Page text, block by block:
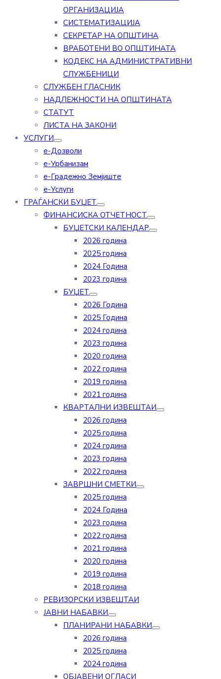
ОРГАНИЗАЦИЈА
СИСТЕМАТИЗАЦИЈА
СЕКРЕТАР НА ОПШТИНА
ВРАБОТЕНИ ВО ОПШТИНАТА
КОДЕКС НА АДМИНИСТРАТИВНИ
СЛУЖБЕНИЦИ
СЛУЖБЕН ГЛАСНИК
НАДЛЕЖНОСТИ НА ОПШТИНАТА
СТАТУТ
ЛИСТА НА ЗАКОНИ
УСЛУГИ
е-Дозволи
е-Урбанизам
е-Градежно Земјиште
е-Услуги
ГРАЃАНСКИ БУЏЕТ
ФИНАНСИСКА ОТЧЕТНОСТ
БУЏЕТСКИ КАЛЕНДАР
2026 година
2025 година
2024 Година
2023 година
БУЏЕТ
2026 Година
2025 Година
2024 година
2023 година
2020 година
2022 година
2019 година
2021 година
КВАРТАЛНИ ИЗВЕШТАИ
2026 година
2025 година
2024 година
2023 година
2022 година
ЗАВРШНИ СМЕТКИ
2025 година
2024 Година
2023 година
2022 година
2021 година
2020 година
2019 година
2018 година
РЕВИЗОРСКИ ИЗВЕШТАИ
ЈАВНИ НАБАВКИ
ПЛАНИРАНИ НАБАВКИ
2026 година
2025 година
2024 година
ОБЈАВЕНИ ОГЛАСИ